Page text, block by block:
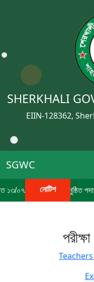
SHERKHALI
EIIN-128362,
SGWC
নোটিশ
২০২৬ তারিখে অনুষ্ঠিত